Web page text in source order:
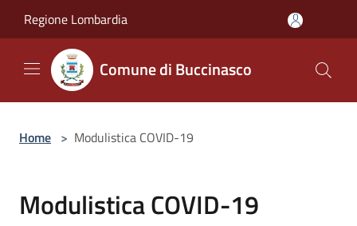
Regione Lombardia
Comune di Buccinasco
Home > Modulistica COVID-19
Modulistica COVID-19